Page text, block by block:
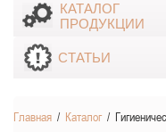
КАТАЛОГ
ПРОДУКЦИИ
СТАТЬИ
Главная / Каталог/